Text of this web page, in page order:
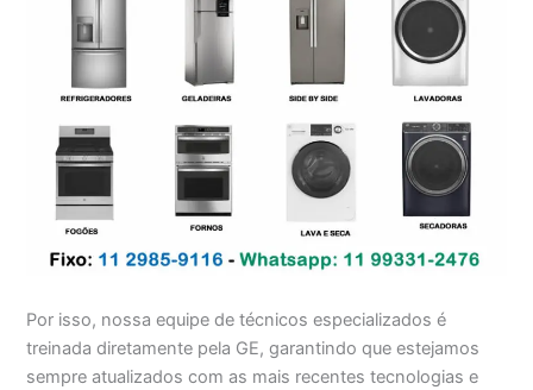
Por isso, nossa equipe de técnicos especializados é
treinada diretamente pela GE, garantindo que estejamos
sempre atualizados com as mais recentes tecnologias e